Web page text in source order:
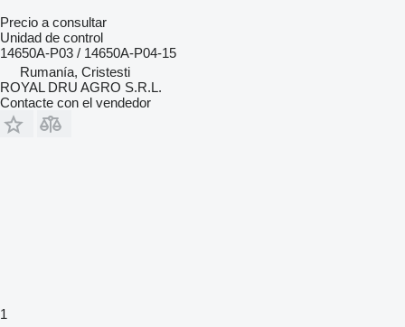
Precio a consultar
Unidad de control
14650A-P03 / 14650A-P04-15
Rumanía, Cristesti
ROYAL DRU AGRO S.R.L.
Contacte con el vendedor
1